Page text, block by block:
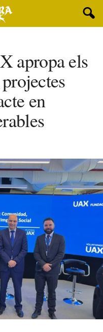
apropa els
en